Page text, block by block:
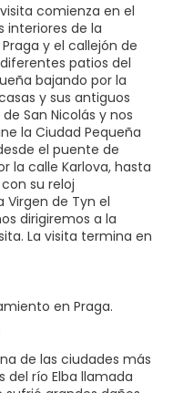
comienza en el
interiores de la
y el callejón de
patios del
bajando por la
y sus antiguos
San Nicolás y nos
la Ciudad Pequeña
el puente de
la calle Karlova, hasta
su reloj
Virgen de Tyn el
dirigiremos a la
La visita termina en
en Praga.
de las ciudades más
del río Elba llamada